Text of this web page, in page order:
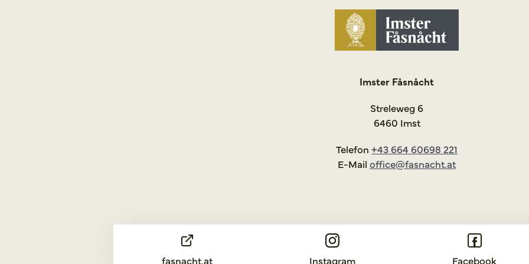
Imster Fåsnåcht
Streleweg 6
6460 Imst
Telefon +43 664 60698 221
E-Mail office@fasnacht.at
fasnacht.at Instagram Facebook